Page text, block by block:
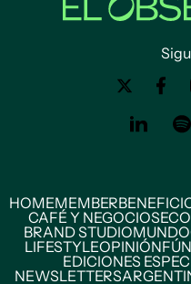
HOMEMEMBER
CAFÉ Y NEGOCIOS
BRAND STUDIOMUNDO
LIFESTYLEOPINIÓN
EDICIONES
NEWSLETTERS